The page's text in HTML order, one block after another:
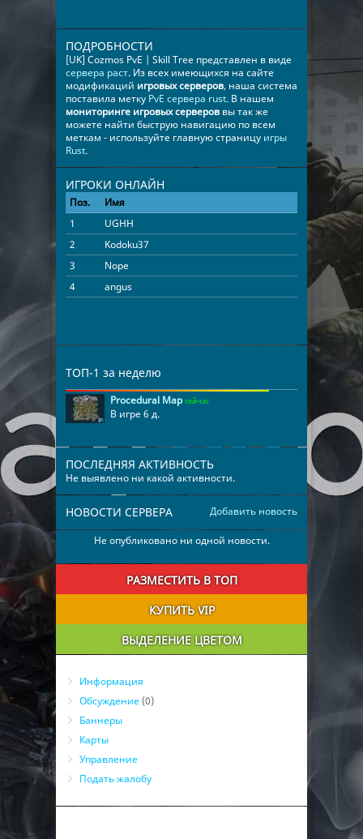
ПОДРОБНОСТИ
[UK] Cozmos PvE | Skill Tree представлен в виде
сервера раст. Из всех имеющихся на сайте
модификаций игровых серверов, наша система
поставила метку PvE сервера rust. В нашем
мониторинге игровых серверов вы так же
можете найти быструю навигацию по всем
меткам - используйте главную страницу игры
Rust.
ИГРОКИ ОНЛАЙН
Поз. Имя
1
UGHH
07:59:09
2
Kodoku37
07:08:22
3
Nope
05:28:20
4
angus 01:52:41
ТОП-1 за неделю
Procedural Map сейчас
В игре 6 д.
ПОСЛЕДНЯЯ АКТИВНОСТЬ
Не выявлено ни какой активности.
Добавить новость
НОВОСТИ СЕРВЕРА
Не опубликовано ни одной новости.
РАЗМЕСТИТЬ В ТОП
КУПИТЬ VIP
ВЫДЕЛЕНИЕ ЦВЕТОМ
Информация
Обсуждение (0)
Баннеры
Карты
Управление
Подать жалобу